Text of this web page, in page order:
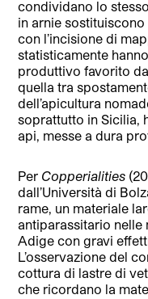
condividano lo
in arnie
con l’incisione di
statisticamente
produttivo favorito
quella tra
dell’apicultura
soprattutto in Sicilia,
api, messe a dura
Per Copperialities
dall’Università di
rame, un materiale
antiparassitario
Adige con gravi
L’osservazione del
cottura di lastre di
che ricordano la